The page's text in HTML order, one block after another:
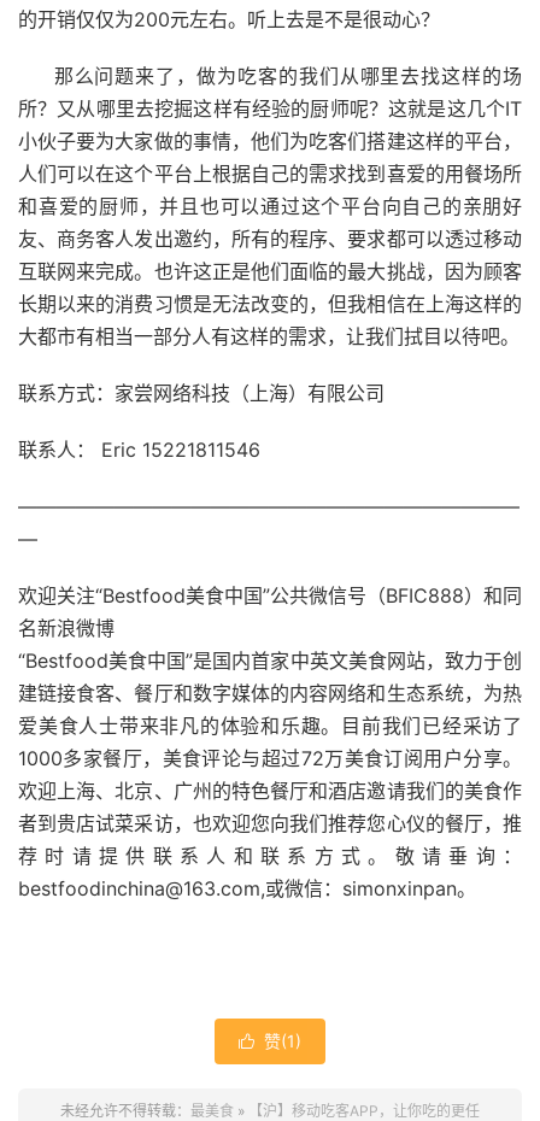
的开销仅仅为200元左右。听上去是不是很动心？
那么问题来了，做为吃客的我们从哪里去找这样的场
所？又从哪里去挖掘这样有经验的厨师呢？这就是这几个IT
小伙子要为大家做的事情，他们为吃客们搭建这样的平台，
人们可以在这个平台上根据自己的需求找到喜爱的用餐场所
和喜爱的厨师，并且也可以通过这个平台向自己的亲朋好
友、商务客人发出邀约，所有的程序、要求都可以透过移动
互联网来完成。也许这正是他们面临的最大挑战，因为顾客
长期以来的消费习惯是无法改变的，但我相信在上海这样的
大都市有相当一部分人有这样的需求，让我们拭目以待吧。
联系方式：家尝网络科技（上海）有限公司
联系人： Eric 15221811546
——————————————————————————
—
欢迎关注“Bestfood美食中国”公共微信号（BFIC888）和同
名新浪微博
“Bestfood美食中国”是国内首家中英文美食网站，致力于创
建链接食客、餐厅和数字媒体的内容网络和生态系统，为热
爱美食人士带来非凡的体验和乐趣。目前我们已经采访了
1000多家餐厅，美食评论与超过72万美食订阅用户分享。
欢迎上海、北京、广州的特色餐厅和酒店邀请我们的美食作
者到贵店试菜采访，也欢迎您向我们推荐您心仪的餐厅，推
荐时请提供联系人和联系方式。敬请垂询：
bestfoodinchina@163.com,或微信： simonxinpan。
 赞(1)
未经允许不得转载： 最美食 »
【沪】移动吃客APP，让你吃的更任